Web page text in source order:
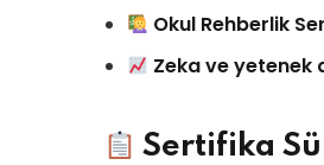
Okul Rehberlik
Zeka ve yetenek
Sertifika